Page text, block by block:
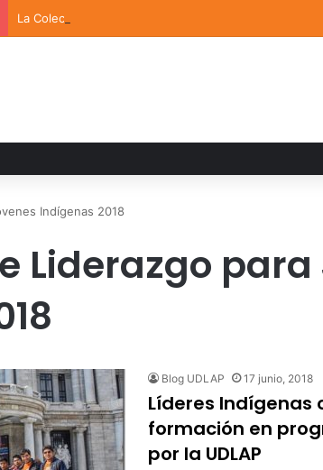
La Colección de Arte UDLAP fortalece su acervo con
Indígenas 2018
Liderazgo para
Blog UDLAP 17 junio, 2018
Líderes Indígenas
formación en
por la UDLAP